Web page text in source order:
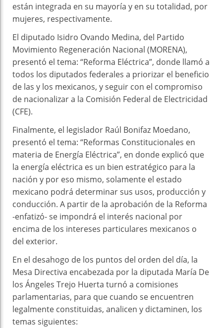
están integrada en su mayoría y en su totalidad, por
mujeres, respectivamente.
El diputado Isidro Ovando Medina, del Partido
Movimiento Regeneración Nacional (MORENA),
presentó el tema: “Reforma Eléctrica”, donde llamó a
todos los diputados federales a priorizar el beneficio
de las y los mexicanos, y seguir con el compromiso
de nacionalizar a la Comisión Federal de Electricidad
(CFE).
Finalmente, el legislador Raúl Bonifaz Moedano,
presentó el tema: “Reformas Constitucionales en
materia de Energía Eléctrica”, en donde explicó que
la energía eléctrica es un bien estratégico para la
nación y por eso mismo, solamente el estado
mexicano podrá determinar sus usos, producción y
conducción. A partir de la aprobación de la Reforma
-enfatizó- se impondrá el interés nacional por
encima de los intereses particulares mexicanos o
del exterior.
En el desahogo de los puntos del orden del día, la
Mesa Directiva encabezada por la diputada María De
los Ángeles Trejo Huerta turnó a comisiones
parlamentarias, para que cuando se encuentren
legalmente constituidas, analicen y dictaminen, los
temas siguientes: